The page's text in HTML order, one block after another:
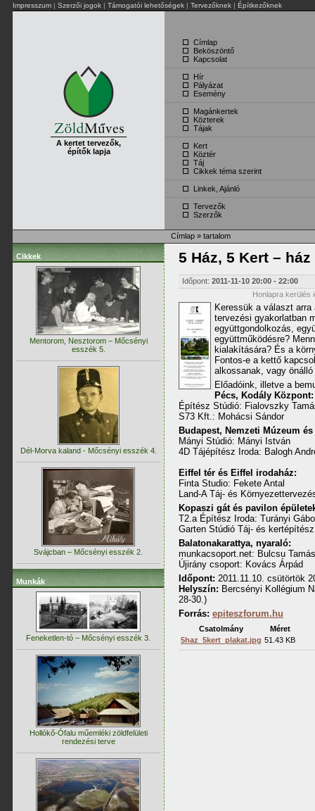
Impresszum | Szerzői jogok | Támogatói lehetőségek | Tervezőknek | Építkezőknek
A kertet tervezők,
építők lapja
Címlap
Beköszöntő
Kapcsolat
Hír
Pályázat
Esemény
Magánkertek
Közterek
Tájak
Kert
Köztér
Táj
Cikkek téma szerint
Linkek, Ajánló
Tervezők
Szerzők
Címlap » tartalom
Cikkek
Mentorom, Nesztorom – Mőcsényi
esszék 5.
Dél-Morva kaland - Mőcsényi esszék 4.
Svájcban – Mőcsényi esszék 2.
Munkák
Feneketlen-tó – Mőcsényi esszék 3.
Hollókő-Ófalu műemléki zöldfelületi
rendezési terve
5 Ház, 5 Kert –
Időpont: 2011-11-10 20:00 - 22:00
Honlapra kerülés
Keressük a választ
tervezési gyakorlatban
együttgondolkozás,
együttműködésre?
kialakítására? És a
Fontos-e a kettő
alkossanak, vagy
Előadóink, illetve a
Pécs, Kodály Központ:
Építész Stúdió: Fialovszky
S73 Kft.: Mohácsi Sándor
Budapest, Nemzeti Múzeum
Mányi Stúdió: Mányi István
4D Tájépítész Iroda: Balogh
Eiffel tér és Eiffel irodaház:
Finta Studio: Fekete Antal
Land-A Táj- és
Kopaszi gát és pavilon
T2.a Építész Iroda: Turányi
Garten Stúdió Táj- és
Balatonakarattya, nyaraló:
munkacsoport.net: Bulcsu Tamás
Újirány csoport: Kovács Árpád
Időpont: 2011.11.10. csütörtök
Helyszín: Bercsényi Kollégium
28-30.)
Forrás: epiteszforum.hu
Csatolmány
Méret
5haz_5kert_plakat.jpg 51.43 KB